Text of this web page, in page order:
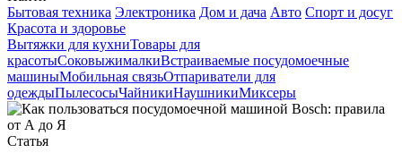
Бытовая техника Электроника Дом и дача Авто Спорт и досуг
Красота и здоровье
Вытяжки для кухниТовары для
красотыСоковыжималкиВстраиваемые посудомоечные
машиныМобильная связьОтпариватели для
одеждыПылесосыЧайникиНаушникиМиксеры
Статья